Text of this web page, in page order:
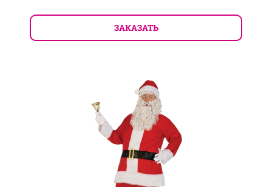
ЗАКАЗАТЬ